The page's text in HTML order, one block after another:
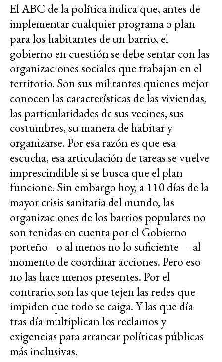
El ABC de la política indica que, antes de
implementar cualquier programa o plan
para los habitantes de un barrio, el
gobierno en cuestión se debe sentar con las
organizaciones sociales que trabajan en el
territorio. Son sus militantes quienes mejor
conocen las características de las viviendas,
las particularidades de sus vecines, sus
costumbres, su manera de habitar y
organizarse. Por esa razón es que esa
escucha, esa articulación de tareas se vuelve
imprescindible si se busca que el plan
funcione. Sin embargo hoy, a 110 días de la
mayor crisis sanitaria del mundo, las
organizaciones de los barrios populares no
son tenidas en cuenta por el Gobierno
porteño –o al menos no lo suficiente— al
momento de coordinar acciones. Pero eso
no las hace menos presentes. Por el
contrario, son las que tejen las redes que
impiden que todo se caiga. Y las que día
tras día multiplican los reclamos y
exigencias para arrancar políticas públicas
más inclusivas.